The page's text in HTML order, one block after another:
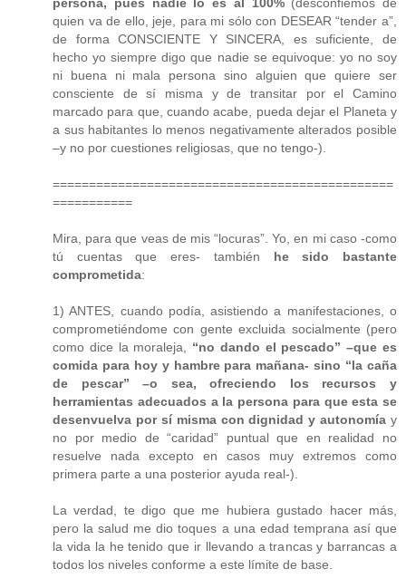
quien va de ello, jeje, para mi sólo con DESEAR “tender a”,
de forma CONSCIENTE Y SINCERA, es suficiente, de
hecho yo siempre digo que nadie se equivoque: yo no soy
ni buena ni mala persona sino alguien que quiere ser
consciente de sí misma y de transitar por el Camino
marcado para que, cuando acabe, pueda dejar el Planeta y
a sus habitantes lo menos negativamente alterados posible
–y no por cuestiones religiosas, que no tengo-).
===============================================
===========
Mira, para que veas de mis “locuras”. Yo, en mi caso -como
tú cuentas que eres- también he sido bastante
comprometida:
1) ANTES, cuando podía, asistiendo a manifestaciones, o
comprometiéndome con gente excluida socialmente (pero
como dice la moraleja, “no dando el pescado” –que es
comida para hoy y hambre para mañana- sino “la caña
de pescar” –o sea, ofreciendo los recursos y
herramientas adecuados a la persona para que esta se
desenvuelva por sí misma con dignidad y autonomía y
no por medio de “caridad” puntual que en realidad no
resuelve nada excepto en casos muy extremos como
primera parte a una posterior ayuda real-).
La verdad, te digo que me hubiera gustado hacer más,
pero la salud me dio toques a una edad temprana así que
la vida la he tenido que ir llevando a trancas y barrancas a
todos los niveles conforme a este límite de base.